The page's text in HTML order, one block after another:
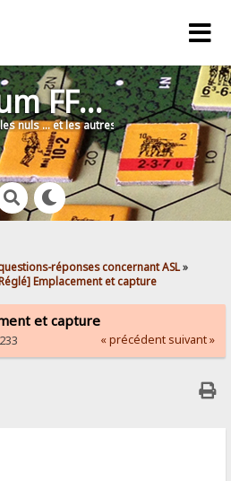
Forum FFL-ASL
nuls … et les autres !
réponses concernant ASL»
Emplacement et capture
et capture
« précédent suivant »